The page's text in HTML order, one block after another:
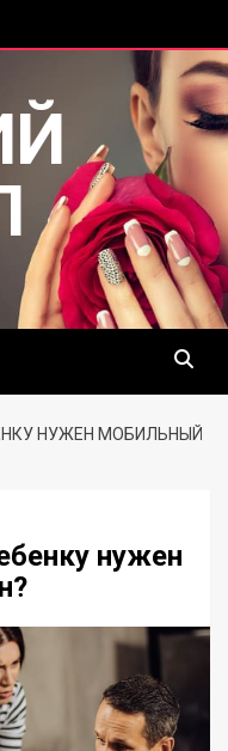
НУЖЕН МОБИЛЬНЫЙ
нужен